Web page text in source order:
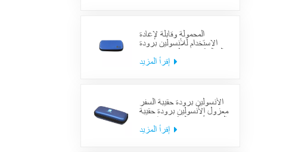
المحمولة وقابلة لإعادة
الاستخدام للأنسولين برودة
حالة السكري منظم حقيبة تبريد
السفر الطبي
إقرأ المزيد
الأنسولين برودة حقيبة السفر
معزول الأنسولين برودة حقيبة
السفر لأدوية السكري بارد مع
حزم هلام إقرأ المزيد